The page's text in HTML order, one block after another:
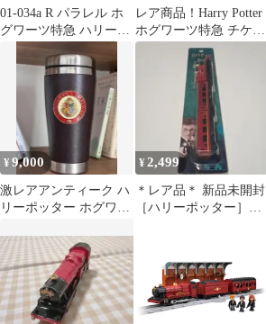
01-034a R パラレル ホ
グワーツ特急 ハリーポ
レア商品！Harry Potter
ホグワーツ特急 チケッ
ト風クロス
¥9,000
激レアアンティーク ハ
リーポッター ホグワー
売なし)
¥2,499
＊レア品＊ 新品未開封
［ハリーポッター］不